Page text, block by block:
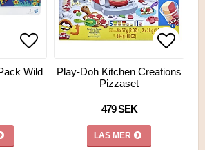
Lägg till i favoritlistan
Wild Lägg
Lägg
Play-Doh Kitchen Creations
Pizzaset
479 SEK
LÄS MER